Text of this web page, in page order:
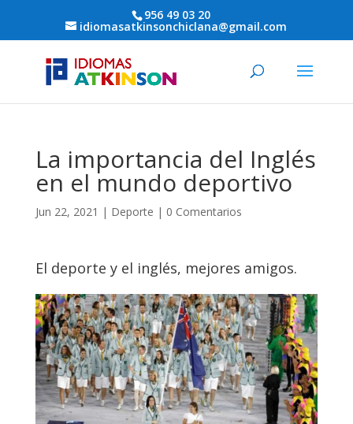
956 49 03 20
idiomasatkinsonchiclana@gmail.com
La importancia del Inglés
en el mundo deportivo
Jun 22, 2021 | Deporte | 0 Comentarios
El deporte y el inglés, mejores amigos.